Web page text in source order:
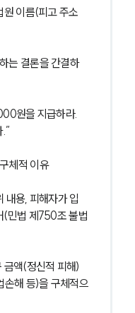
원 이름(피고 주소
는 결론을 간결하
원을 지급하라.
체적 이유
내용, 피해자가 입
(민법 제750조 불법
금액(정신적 피해)
손해 등)을 구체적으